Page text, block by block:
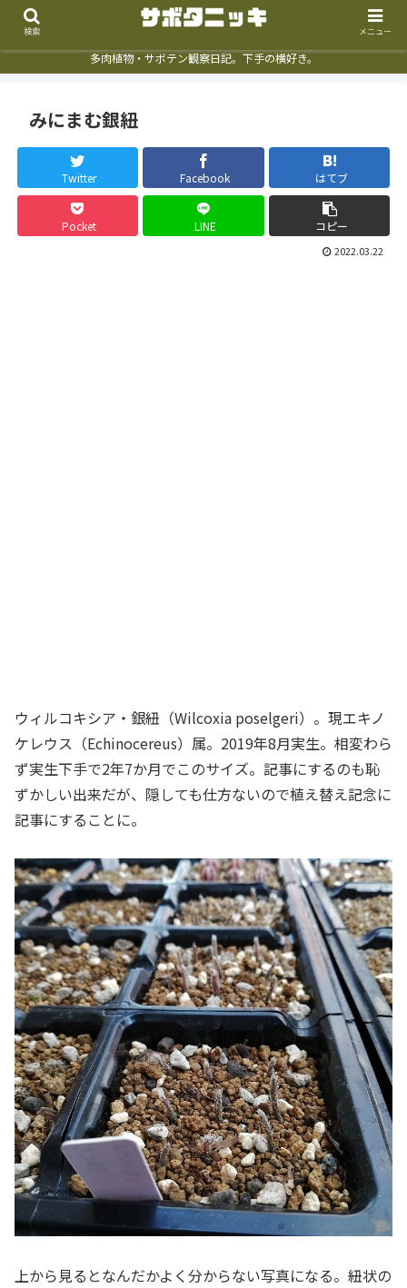
多肉植物・サボテン観察日記。下手の横好き。
みにまむ銀紐
Twitter Facebook はてブ
Pocket LINE コピー
2022.03.22
ウィルコキシア・銀紐（Wilcoxia poselgeri）。現エキノ
ケレウス（Echinocereus）属。2019年8月実生。相変わら
ず実生下手で2年7か月でこのサイズ。記事にするのも恥
ずかしい出来だが、隠しても仕方ないので植え替え記念に
記事にすることに。
上から見るとなんだかよく分からない写真になる。紐状の
検索 メニュー